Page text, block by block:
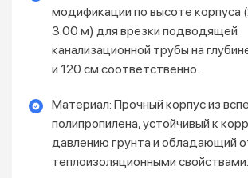
модификации по высоте корпуса
3.00 м) для врезки подводящей
канализационной трубы на
и 120 см соответственно.
Материал: Прочный корпус из
полипропилена, устойчивый к
давлению грунта и обладающий
теплоизоляционными свойствами.